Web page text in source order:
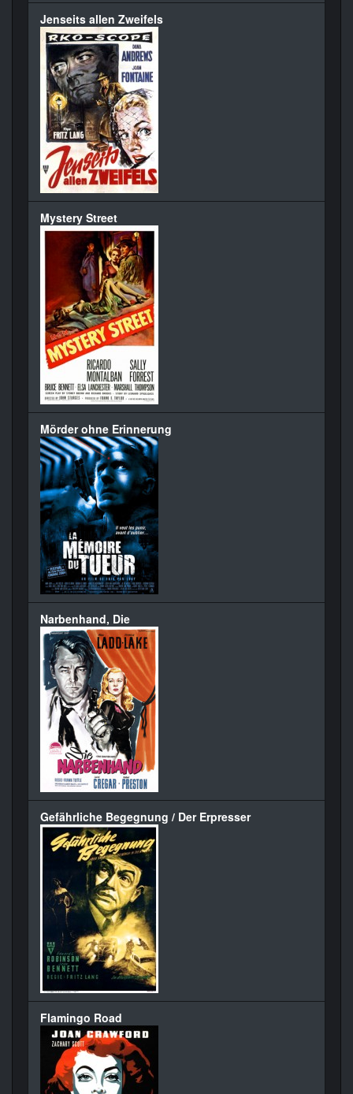
Jenseits allen Zweifels
Mystery Street
Mörder ohne Erinnerung
Narbenhand, Die
Gefährliche Begegnung / Der Erpresser
Flamingo Road